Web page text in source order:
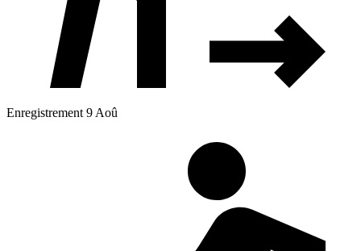
Enregistrement 9 Aoû